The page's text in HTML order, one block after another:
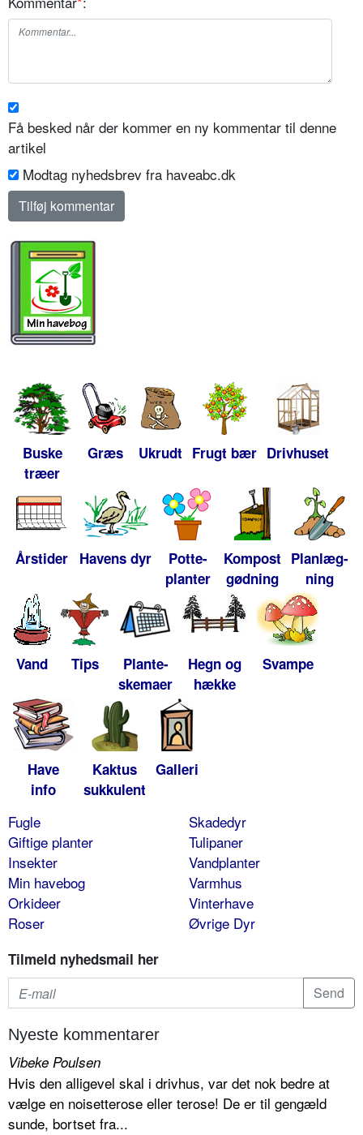
Få besked når der kommer en ny kommentar til denne
artikel
Modtag nyhedsbrev fra haveabc.dk
Buske
træer
Græs Ukrudt Frugt bær Drivhuset
Årstider Havens dyr
Potte-
planter
Kompost
gødning
Planlæg-
ning
Vand Tips
Plante-
skemaer
Hegn og
hække
Svampe
Have
info
Kaktus
sukkulent
Galleri
Fugle
Giftige planter
Insekter
Min havebog
Orkideer
Roser
Skadedyr
Tulipaner
Vandplanter
Varmhus
Vinterhave
Øvrige Dyr
Tilmeld nyhedsmail her
Nyeste kommentarer
Vibeke Poulsen
Hvis den alligevel skal i drivhus, var det nok bedre at
vælge en noisetterose eller terose! De er til gengæld
sunde, bortset fra...